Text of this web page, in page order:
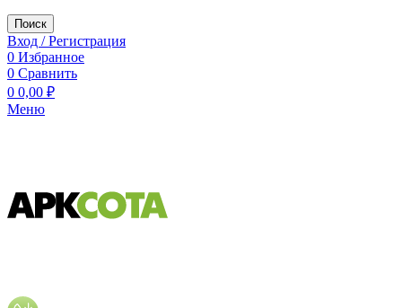
Поиск
Вход / Регистрация
0 Избранное
0 Сравнить
0 0,00 ₽
Меню